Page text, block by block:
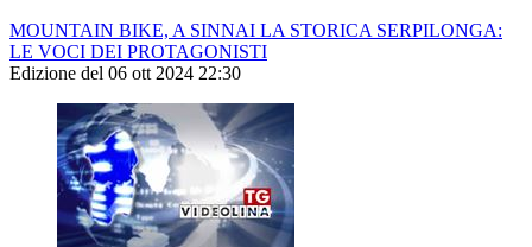
MOUNTAIN BIKE, A SINNAI LA STORICA SERPILONGA:
LE VOCI DEI PROTAGONISTI
Edizione del 06 ott 2024 22:30